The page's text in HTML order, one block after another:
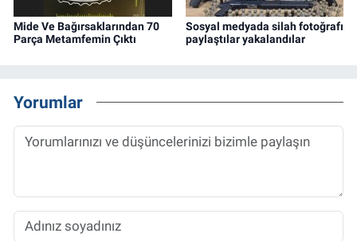
Mide Ve Bağırsaklarından 70
Parça Metamfemin Çıktı
Sosyal medyada silah fotoğrafı
paylaştılar yakalandılar
Yorumlar